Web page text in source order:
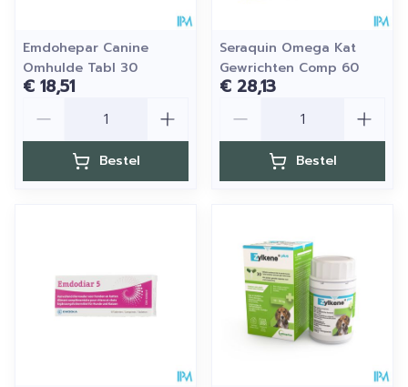
Emdohepar Canine
Omhulde Tabl 30
€ 18,51
Bestel
Seraquin Omega Kat
Gewrichten Comp 60
€ 28,13
Bestel